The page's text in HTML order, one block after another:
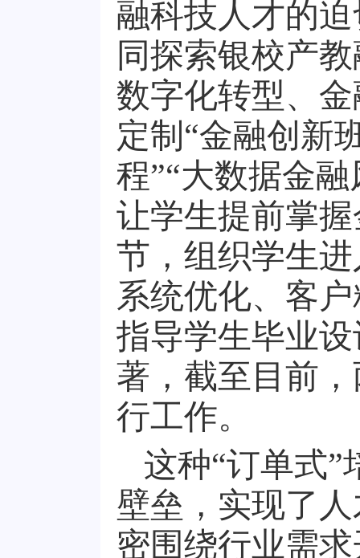
融科技人才的
同探索银校产
数字化转型、
定制“金融创新
程”“大数据金
让学生提前掌
节，组织学生
系统优化、客
指导学生毕业
著，截至目前
行工作。
这种“订单式”
壁垒，实现了
密围绕行业需